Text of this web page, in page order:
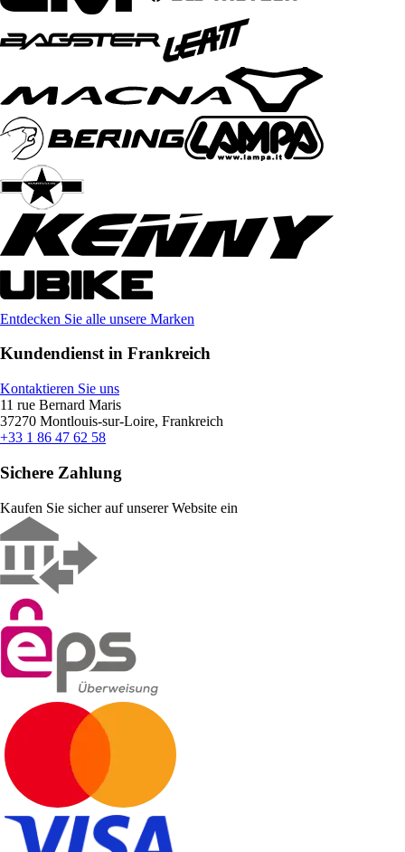
Entdecken Sie alle unsere Marken
Kundendienst in Frankreich
Kontaktieren Sie uns
11 rue Bernard Maris
37270 Montlouis-sur-Loire, Frankreich
+33 1 86 47 62 58
Sichere Zahlung
Kaufen Sie sicher auf unserer Website ein